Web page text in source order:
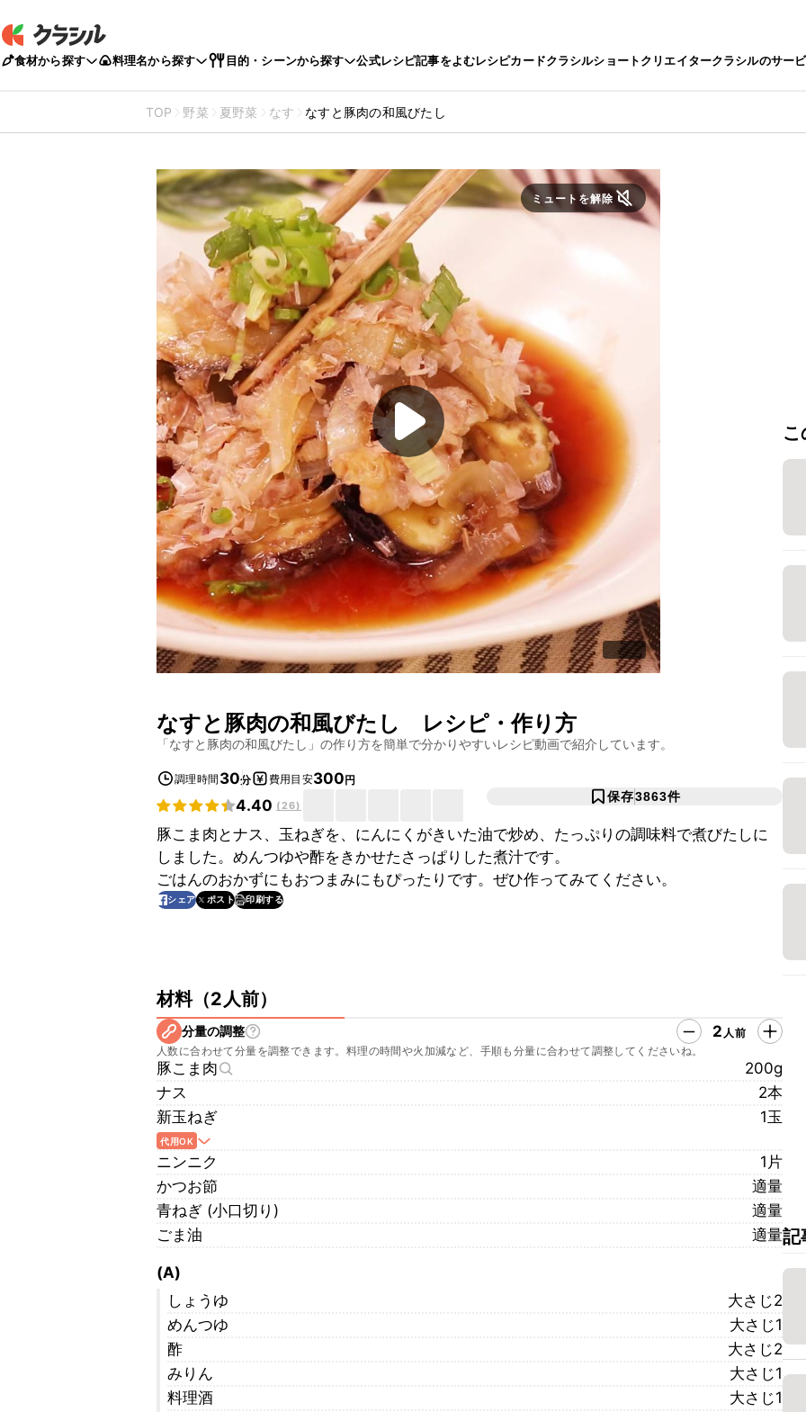
食材から探す 料理名から探す 目的・シーンから探す 公式レシピ記事をよむレシピカードクラシルショートクリエイタークラシルのサー
TOP 野菜 夏野菜 なす なすと豚肉の和風びたし
ミュートを解除
なすと豚肉の和風びたし レシピ・作り方
「なすと豚肉の和風びたし 」の作り方を簡単で分かりやすいレシピ動画で紹介しています。
調理時間 30分 費用目安300円
4.40 (26)
保存3863件
豚こま肉とナス、玉ねぎを、にんにくがきいた油で炒め、たっぷりの調味料で煮びたしに
しました。めんつゆや酢をきかせたさっぱりした煮汁です。
ごはんのおかずにもおつまみにもぴったりです。ぜひ作ってみてください。
シェア ポスト 印刷する
材料（2人前）
分量の調整 2 人前
人数に合わせて分量を調整できます。料理の時間や火加減など、手順も分量に合わせて調整してくださいね。
豚こま肉
200g
ナス
2本
新玉ねぎ
1玉
代用OK
ニンニク
1片
かつお節
適量
青ねぎ (小口切り)
適量
ごま油
適量
(A)
しょうゆ
大さじ2
めんつゆ
大さじ1
酢
大さじ2
みりん
大さじ1
料理酒
大さじ1
記